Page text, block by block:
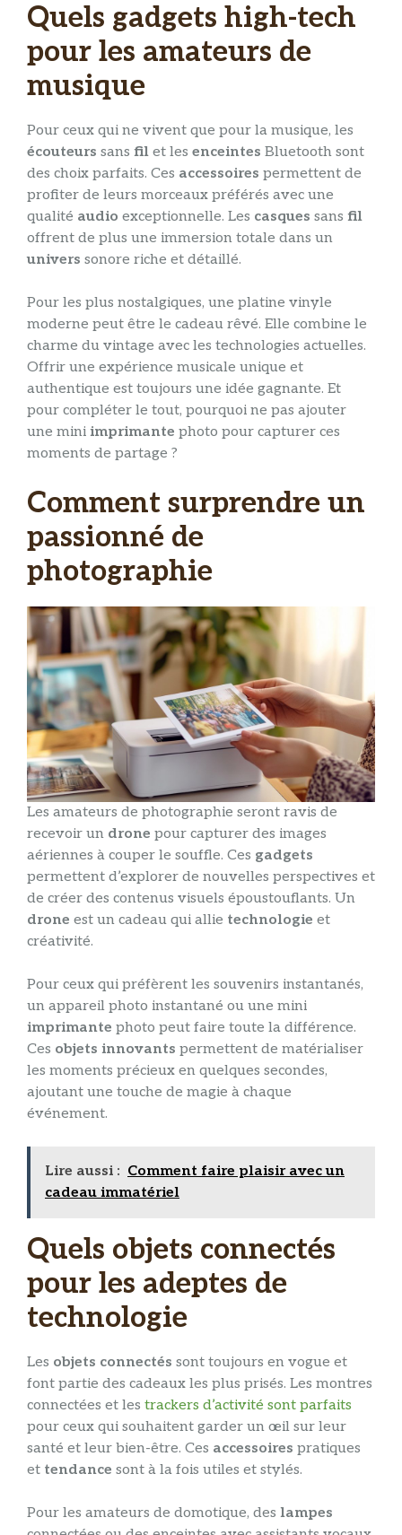
Quels gadgets high-tech
pour les amateurs de
musique
Pour ceux qui ne vivent que pour la musique, les
écouteurs sans fil et les enceintes Bluetooth sont
des choix parfaits. Ces accessoires permettent de
profiter de leurs morceaux préférés avec une
qualité audio exceptionnelle. Les casques sans fil
offrent de plus une immersion totale dans un
univers sonore riche et détaillé.
Pour les plus nostalgiques, une platine vinyle
moderne peut être le cadeau rêvé. Elle combine le
charme du vintage avec les technologies actuelles.
Offrir une expérience musicale unique et
authentique est toujours une idée gagnante. Et
pour compléter le tout, pourquoi ne pas ajouter
une mini imprimante photo pour capturer ces
moments de partage ?
Comment surprendre un
passionné de
photographie
Les amateurs de photographie seront ravis de
recevoir un drone pour capturer des images
aériennes à couper le souffle. Ces gadgets
permettent d’explorer de nouvelles perspectives et
de créer des contenus visuels époustouflants. Un
drone est un cadeau qui allie technologie et
créativité.
Pour ceux qui préfèrent les souvenirs instantanés,
un appareil photo instantané ou une mini
imprimante photo peut faire toute la différence.
Ces objets innovants permettent de matérialiser
les moments précieux en quelques secondes,
ajoutant une touche de magie à chaque
événement.
Lire aussi : Comment faire plaisir avec un
cadeau immatériel
Quels objets connectés
pour les adeptes de
technologie
Les objets connectés sont toujours en vogue et
font partie des cadeaux les plus prisés. Les montres
connectées et les trackers d’activité sont parfaits
pour ceux qui souhaitent garder un œil sur leur
santé et leur bien-être. Ces accessoires pratiques
et tendance sont à la fois utiles et stylés.
Pour les amateurs de domotique, des lampes